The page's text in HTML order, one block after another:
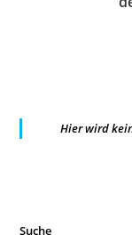
Hier wird
Suche